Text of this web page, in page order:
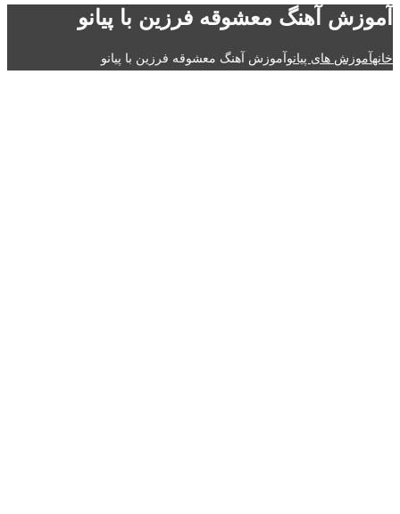
آموزش آهنگ معشوقه فرزین با پیانو
خانهآموزش های پیانوآموزش آهنگ معشوقه فرزین با پیانو